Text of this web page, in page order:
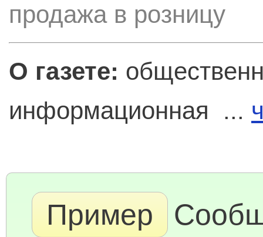
продажа в розницу
О газете:
информационная ...
Пример